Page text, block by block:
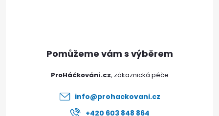
ProHáčkování.cz
info@prohackovani.cz
+420 603 848 864